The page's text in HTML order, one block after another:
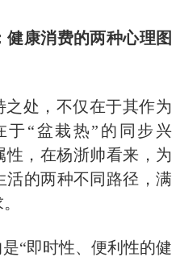
健康消费的两种心理图
之处，不仅在于其作为
于“盆栽热”的同步兴
性，在杨浙帅看来，为
活的两种不同路径，满
“即时性、便利性的健